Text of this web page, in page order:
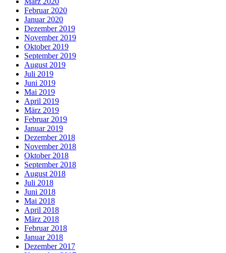
Februar 2020
Januar 2020
Dezember 2019
November 2019
Oktober 2019
September 2019
August 2019
Juli 2019
Juni 2019
Mai 2019
April 2019
März 2019
Februar 2019
Januar 2019
Dezember 2018
November 2018
Oktober 2018
September 2018
August 2018
Juli 2018
Juni 2018
Mai 2018
April 2018
März 2018
Februar 2018
Januar 2018
Dezember 2017